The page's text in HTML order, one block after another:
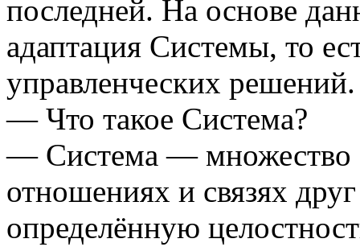
последней. На основе
адаптация Системы, то
управленческих решений.
— Что такое Система?
— Система — множество
отношениях и связях
определённую